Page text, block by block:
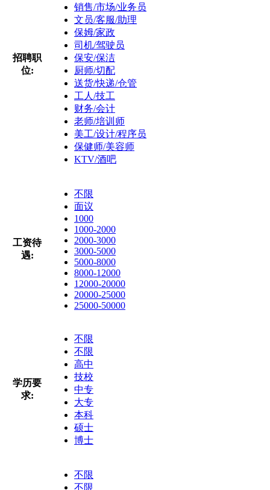
招聘职
位:
销售/市场/业务员
文员/客服/助理
保姆/家政
司机/驾驶员
保安/保洁
厨师/切配
送货/快递/仓管
工人/技工
财务/会计
老师/培训师
美工/设计/程序员
保健师/美容师
KTV/酒吧
工资待
遇:
不限
面议
1000
1000-2000
2000-3000
3000-5000
5000-8000
8000-12000
12000-20000
20000-25000
25000-50000
学历要
求:
不限
不限
高中
技校
中专
大专
本科
硕士
博士
不限
不限